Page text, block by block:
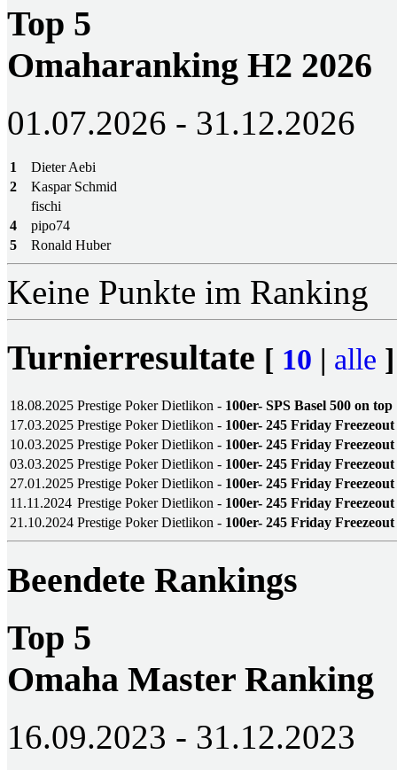
Top 5
Omaharanking H2 2026
01.07.2026 - 31.12.2026
1
Dieter Aebi
2
Kaspar Schmid
fischi
4
pipo74
5
Ronald Huber
Keine Punkte im Ranking
Turnierresultate [ 10 | alle ]
18.08.2025 Prestige Poker Dietlikon - 100er- SPS Basel 500 on top
17.03.2025 Prestige Poker Dietlikon - 100er- 245 Friday
10.03.2025 Prestige Poker Dietlikon - 100er- 245 Friday
03.03.2025 Prestige Poker Dietlikon - 100er- 245 Friday
27.01.2025 Prestige Poker Dietlikon - 100er- 245 Friday
11.11.2024 Prestige Poker Dietlikon - 100er- 245 Friday
21.10.2024 Prestige Poker Dietlikon - 100er- 245 Friday
Beendete Rankings
Top 5
Omaha Master Ranking
16.09.2023 - 31.12.2023